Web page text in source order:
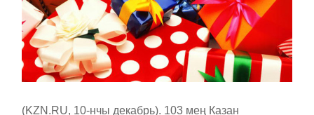
(KZN.RU, 10-нчы декабрь). 103 мең Казан